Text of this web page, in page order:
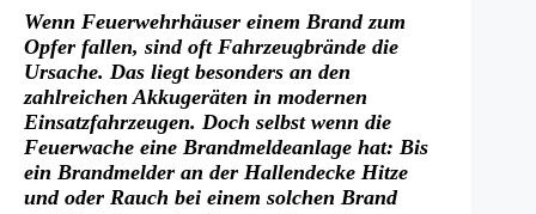
Wenn Feuerwehrhäuser einem Brand zum
Opfer fallen, sind oft Fahrzeugbrände die
Ursache. Das liegt besonders an den
zahlreichen Akkugeräten in modernen
Einsatzfahrzeugen. Doch selbst wenn die
Feuerwache eine Brandmeldeanlage hat: Bis
ein Brandmelder an der Hallendecke Hitze
und oder Rauch bei einem solchen Brand